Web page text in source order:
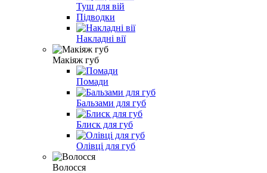
Туш для вій
Підводки
Накладні вії
Макіяж губ
Помади
Бальзами для губ
Блиск для губ
Олівці для губ
Волосся